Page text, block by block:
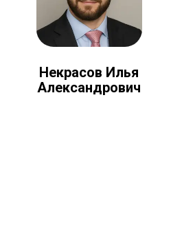
Некрасов Илья
Александрович